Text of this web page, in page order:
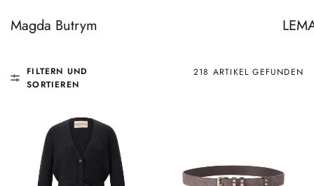
Magda Butrym
FILTERN UND
SORTIEREN
218 ARTIKEL GEFUNDEN